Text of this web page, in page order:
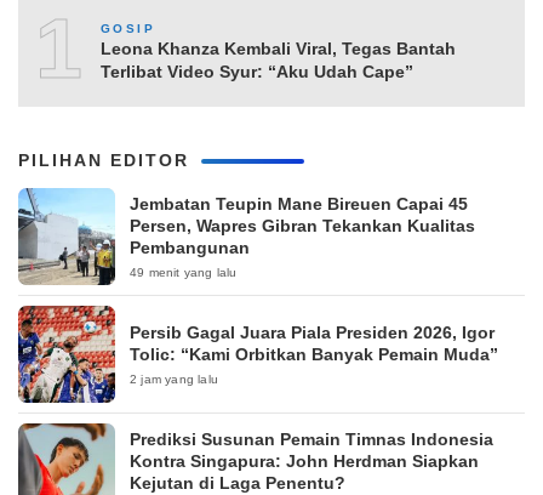
10
GOSIP
Leona Khanza Kembali Viral, Tegas Bantah
Terlibat Video Syur: “Aku Udah Cape”
PILIHAN EDITOR
Jembatan Teupin Mane Bireuen Capai 45
Persen, Wapres Gibran Tekankan Kualitas
Pembangunan
49 menit yang lalu
Persib Gagal Juara Piala Presiden 2026, Igor
Tolic: “Kami Orbitkan Banyak Pemain Muda”
2 jam yang lalu
Prediksi Susunan Pemain Timnas Indonesia
Kontra Singapura: John Herdman Siapkan
Kejutan di Laga Penentu?